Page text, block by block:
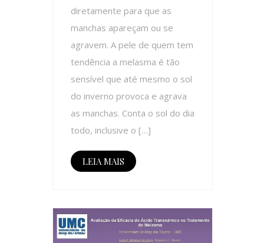
diretamente para que as
manchas apareçam ou se
agravem. A pele de quem tem
tendência a melasma é tão
sensível que até mesmo o sol
do inverno provoca e agrava
as manchas. Conta o sol do dia
todo, inclusive o […]
LEIA MAIS